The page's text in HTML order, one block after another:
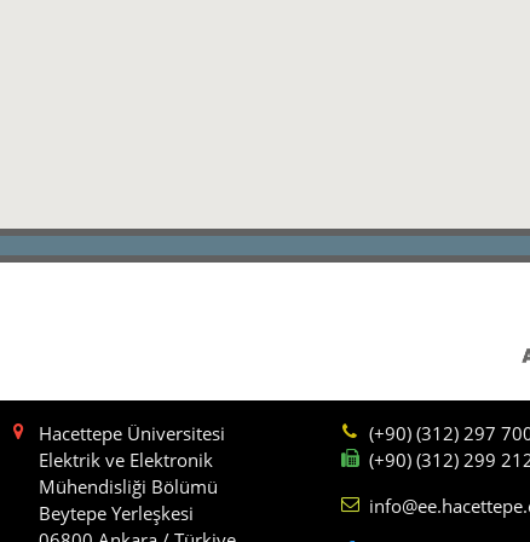
Hacettepe Üniversitesi
Elektrik ve Elektronik
Mühendisliği Bölümü
Beytepe Yerleşkesi
(+90) (312) 297
(+90) (312) 299